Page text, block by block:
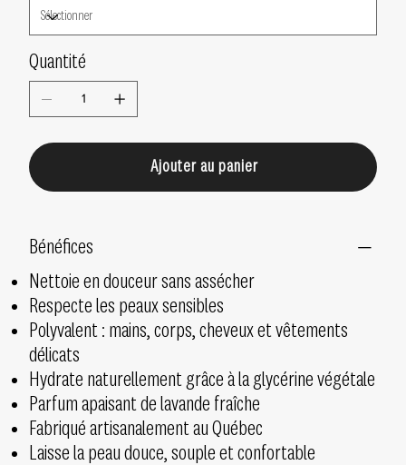
Quantité
Ajouter au panier
Bénéfices
Nettoie en douceur sans assécher
Respecte les peaux sensibles
Polyvalent : mains, corps, cheveux et vêtements
délicats
Hydrate naturellement grâce à la glycérine végétale
Parfum apaisant de lavande fraîche
Fabriqué artisanalement au Québec
Laisse la peau douce, souple et confortable